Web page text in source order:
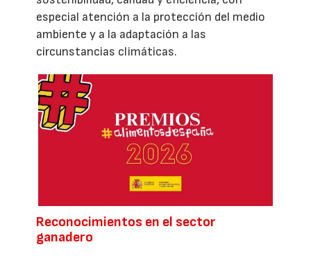
especial atención a la protección del medio
ambiente y a la adaptación a las
circunstancias climáticas.
Reconocimientos en el sector
ganadero